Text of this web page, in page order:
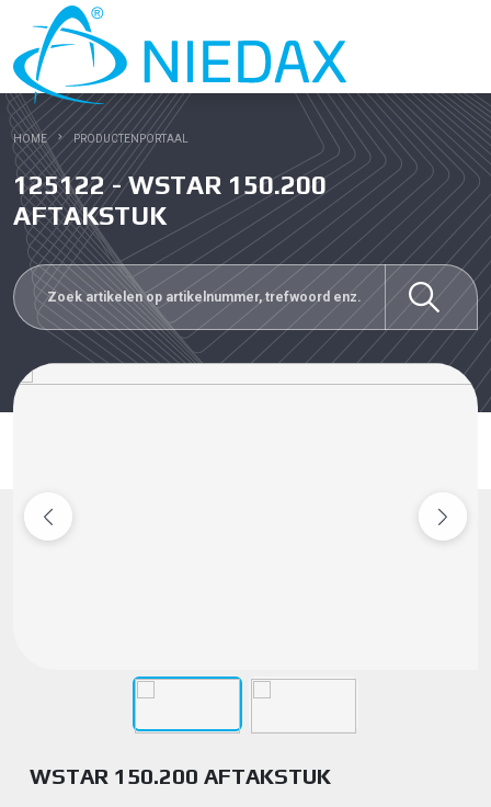
HOME PRODUCTENPORTAAL
125122 - WSTAR 150.200
AFTAKSTUK
WSTAR 150.200 AFTAKSTUK